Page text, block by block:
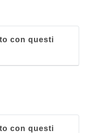
con questi
con questi